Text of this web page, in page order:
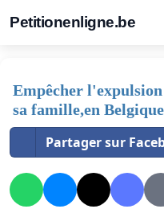
Petitionenligne.be
Empêcher
sa famille,en
Partager sur